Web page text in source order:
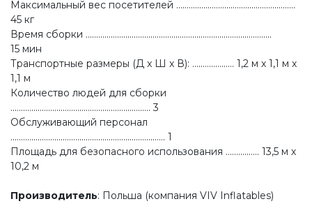
Максимальный вес посетителей .........................................................
45 кг
Время сборки .........................................................................................
15 мин
Транспортные размеры (Д x Ш x В): .................... 1,2 м х 1,1 м х
1,1 м
Количество людей для сборки
................................................................... 3
Обслуживающий персонал
.......................................................................... 1
Площадь для безопасного использования ................ 13,5 м х
10,2 м
Производитель: Польша (компания VIV Inflatables)